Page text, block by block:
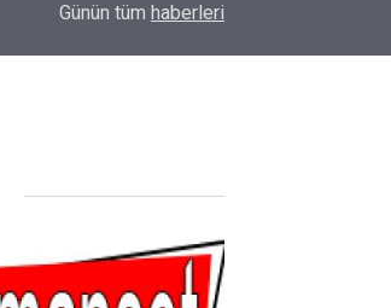
edeceğiz"
Günün tüm haberleri